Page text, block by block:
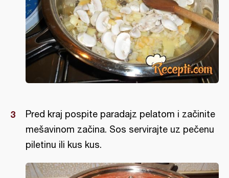
Pred kraj pospite paradajz pelatom i začinite
mešavinom začina. Sos servirajte uz pečenu
piletinu ili kus kus.